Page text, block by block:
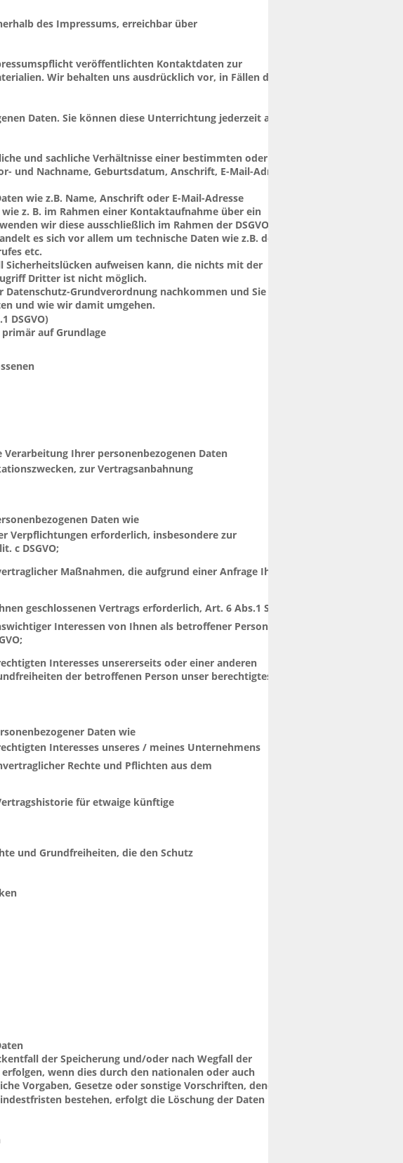
des Impressums, erreichbar über
veröffentlichten Kontaktdaten zur
Wir behalten uns ausdrücklich vor, in Fällen der
Daten. Sie können diese Unterrichtung jederzeit auf
und sachliche Verhältnisse einer bestimmten oder
und Nachname, Geburtsdatum, Anschrift, E-Mail-Adresse,
wie z.B. Name, Anschrift oder E-Mail-Adresse
z. B. im Rahmen einer Kontaktaufnahme über ein
wir diese ausschließlich im Rahmen der DSGVO.
es sich vor allem um technische Daten wie z.B. den
etc.
aufweisen kann, die nichts mit der
Dritter ist nicht möglich.
Grundverordnung nachkommen und Sie
und wie wir damit umgehen.
DSGVO)
auf Grundlage
Ihrer personenbezogenen Daten
zur Vertragsanbahnung
Daten wie
Verpflichtungen erforderlich, insbesondere zur
c DSGVO;
Maßnahmen, die aufgrund einer Anfrage Ihrerseits
geschlossenen Vertrags erforderlich, Art. 6 Abs.1 S.1 lit. b
Interessen von Ihnen als betroffener Person
Interesses unsererseits oder einer anderen
der betroffenen Person unser berechtigtes
Daten wie
Interesses unseres / meines Unternehmens
Rechte und Pflichten aus dem
für etwaige künftige
und Grundfreiheiten, die den Schutz
der Speicherung und/oder nach Wegfall der
wenn dies durch den nationalen oder auch
Vorgaben, Gesetze oder sonstige Vorschriften, denen wir
bestehen, erfolgt die Löschung der Daten